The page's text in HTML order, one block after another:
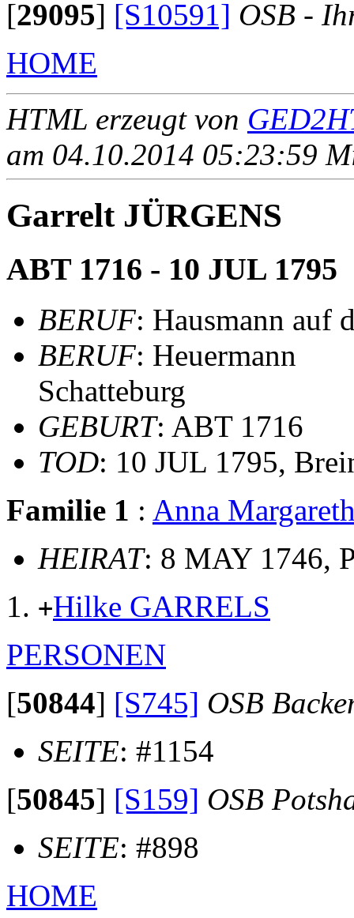
[29095] [S10591] OSB -
HOME
HTML erzeugt von
am 04.10.2014 05:23:59
Garrelt JÜRGENS
ABT 1716 - 10 JUL 1795
BERUF: Hausmann auf
BERUF: Heuermann
Schatteburg
GEBURT: ABT 1716
TOD: 10 JUL 1795,
Familie 1 : Anna
HEIRAT: 8 MAY 1746,
+Hilke GARRELS
PERSONEN
[50844] [S745] OSB
SEITE: #1154
[50845] [S159] OSB
SEITE: #898
HOME